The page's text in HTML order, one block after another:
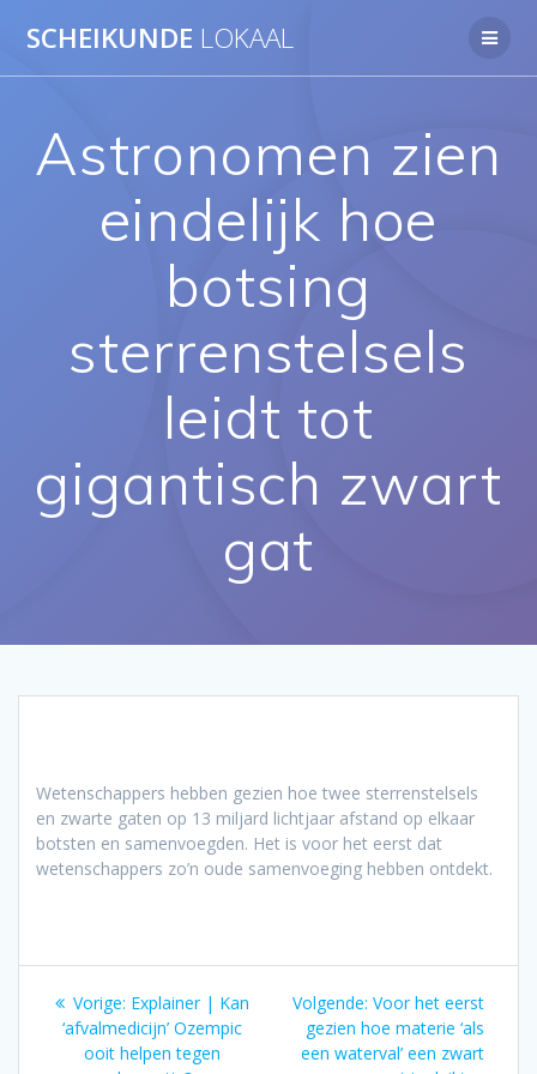
naar
SCHEIKUNDE LOKAAL
Astronomen zien
eindelijk hoe
botsing
sterrenstelsels
leidt tot
gigantisch zwart
gat
Wetenschappers hebben gezien hoe twee sterrenstelsels
en zwarte gaten op 13 miljard lichtjaar afstand op elkaar
botsten en samenvoegden. Het is voor het eerst dat
wetenschappers zo’n oude samenvoeging hebben ontdekt.
Bericht
navigatie
Vorige: Vorig
bericht:
Explainer | Kan
‘afvalmedicijn’ Ozempic
ooit helpen tegen
Volgende: Volgend
bericht:
Voor het eerst
gezien hoe materie ‘als
een waterval’ een zwart